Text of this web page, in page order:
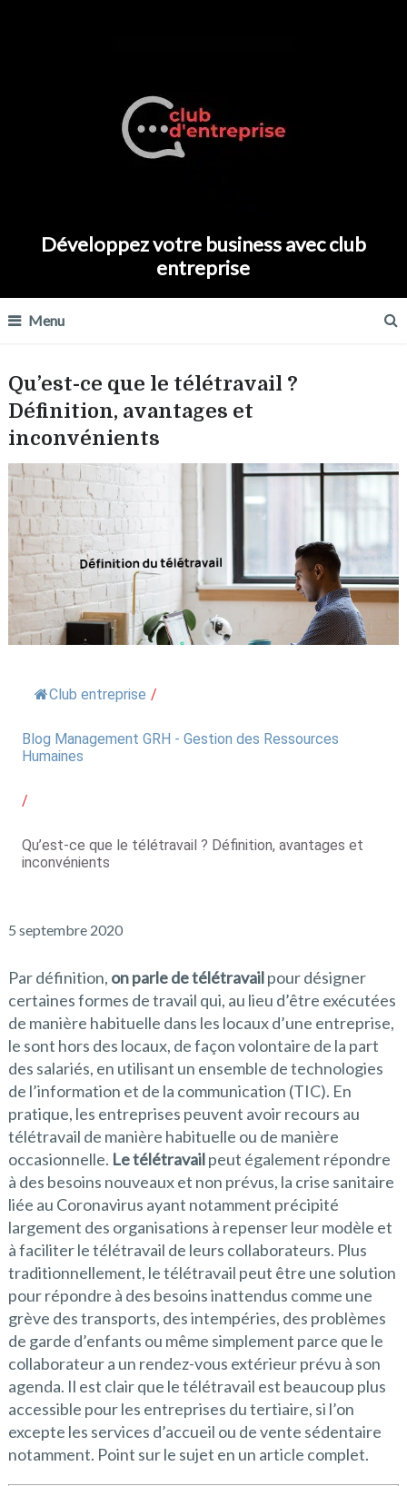
Développez votre business avec club
entreprise
Menu
Qu’est-ce que le télétravail ?
Définition, avantages et
inconvénients
Club entreprise /
Blog Management GRH - Gestion des Ressources
Humaines
/
Qu’est-ce que le télétravail ? Définition, avantages et
inconvénients
5 septembre 2020
Par définition, on parle de télétravailpour désigner
certaines formes de travail qui, au lieu d’être exécutées
de manière habituelle dans les locaux d’une entreprise,
le sont hors des locaux, de façon volontaire de la part
des salariés, en utilisant un ensemble de technologies
de l’information et de la communication (TIC). En
pratique, les entreprises peuvent avoir recours au
télétravail de manière habituelle ou de manière
occasionnelle. Le télétravailpeut également répondre
à des besoins nouveaux et non prévus, la crise sanitaire
liée au Coronavirus ayant notamment précipité
largement des organisations à repenser leur modèle et
à faciliter le télétravail de leurs collaborateurs. Plus
traditionnellement, le télétravail peut être une solution
pour répondre à des besoins inattendus comme une
grève des transports, des intempéries, des problèmes
de garde d’enfants ou même simplement parce que le
collaborateur a un rendez-vous extérieur prévu à son
agenda. Il est clair que le télétravail est beaucoup plus
accessible pour les entreprises du tertiaire, si l’on
excepte les services d’accueil ou de vente sédentaire
notamment. Point sur le sujet en un article complet.